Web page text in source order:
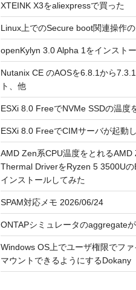
XTEINK X3をaliexpressで買った
Linux上でのSecure boot関連操作
openKylyn 3.0 Alpha 1をインスト
Nutanix CE のAOSを6.8.1から
ト、他
ESXi 8.0 FreeでNVMe SSDの温度
ESXi 8.0 FreeでCIMサーバが起動
AMD Zen系CPU温度をとれるAMD
Thermal DriverをRyzen 5 3500U
インストールしてみた
SPAM対応メモ 2026/06/24
ONTAPシミュレータのaggregate
Windows OS上でユーザ権限でフ
マウントできるようにするDokany